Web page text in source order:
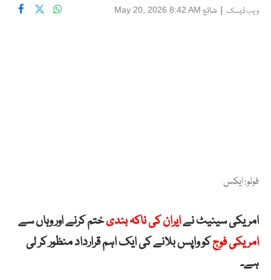
ویب ڈیسک | شائع May 20, 2026 8:42 AM
فوٹو: ایکس
امریکی سینیٹ نےایران کی ناکہ بندیختم کرنے اور وہاں سے
امریکی فوجکو واپس بلانے کی ایک اہم قرارداد منظور کر لی
ہے۔